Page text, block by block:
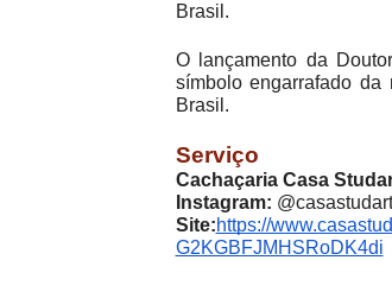
Brasil.
O lançamento da
símbolo engarrafado
Brasil.
Serviço
Cachaçaria Casa
Instagram: @casastudart
Site:https://
G2KGBFJMHSRoDK4di